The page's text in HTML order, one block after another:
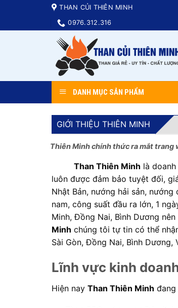
content
THAN CỦI THIÊN MINH
0976.312.316
DANH MỤC SẢN PHẨM
GIỚI THIỆU THIÊN MINH
Thiên Minh chính thức ra mắt trang
Than Thiên Minh là
luôn được đảm bảo tuyệt đối,
Nhật Bản, nướng hải sản,
nam, công suất đầu ra lớn, 1
Minh, Đồng Nai, Bình Dương
Minh chúng tôi tự tin có thể
Sài Gòn, Đồng Nai, Bình
Lĩnh vực kinh
Hiện nay Than Thiên Minh đang